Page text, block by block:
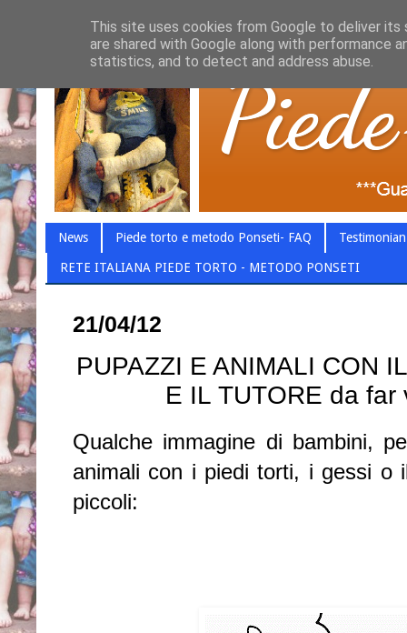
News Piede torto e metodo Ponseti- FAQ
RETE ITALIANA PIEDE TORTO - METODO PONSETI
21/04/12
PUPAZZI E ANIMALI CON
E IL TUTORE da
Qualche immagine di bambini,
animali con i piedi torti, i gessi o
piccoli:
This site uses cookies from Google to deliver its
are shared with Google along with performance
statistics, and to detect and address abuse.